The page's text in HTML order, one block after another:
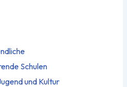
Schulen
und Kultur